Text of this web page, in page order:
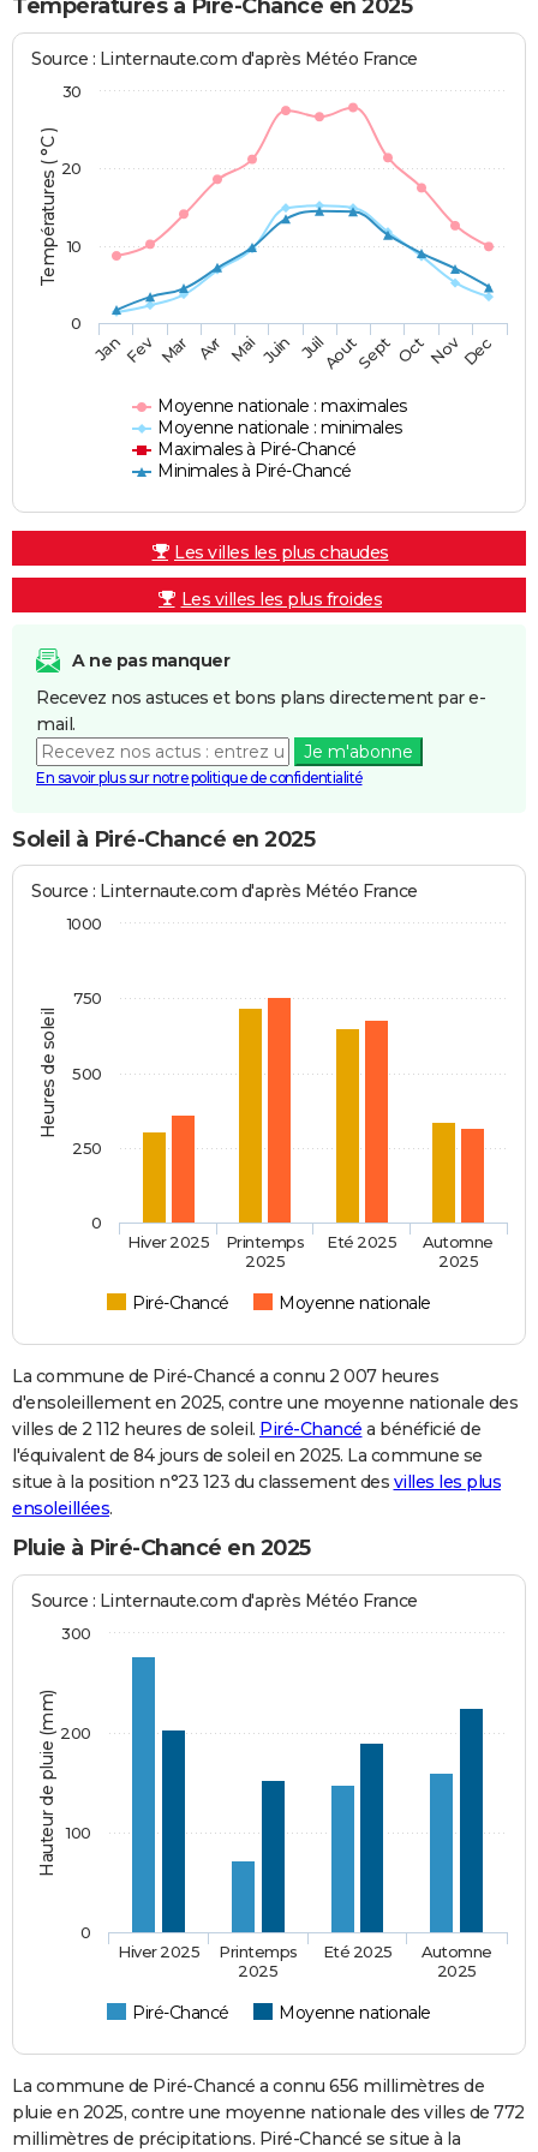
Températures à Piré-Chancé en 2025
Températures ( °C )
Source : Linternaute.com d'après Météo France
Moyenne nationale : maximales
Moyenne nationale : minimales
Maximales à Piré-Chancé
Minimales à Piré-Chancé
JanFev Mar Avr Mai Juin JuilAoutSept OctNovDec
0
10
20
30
Les villes les plus chaudes
Les villes les plus froides
A ne pas manquer
Recevez nos astuces et bons plans directement par e-
mail.
Je m'abonne
En savoir plus sur notre politique de confidentialité
Soleil à Piré-Chancé en 2025
Heures de soleil
Source : Linternaute.com d'après Météo France
Piré-Chancé Moyenne nationale
Hiver 2025
Printemps
2025
Eté 2025
Automne
2025
0
250
500
750
1000
La commune de Piré-Chancé a connu 2 007 heures
d'ensoleillement en 2025, contre une moyenne nationale des
villes de 2 112 heures de soleil. Piré-Chancé a bénéficié de
l'équivalent de 84 jours de soleil en 2025. La commune se
situe à la position n°23 123 du classement des villes les plus
ensoleillées.
Pluie à Piré-Chancé en 2025
Hauteur de pluie (mm)
Source : Linternaute.com d'après Météo France
Piré-Chancé Moyenne nationale
Hiver 2025
Printemps
2025
Eté 2025
Automne
2025
0
100
200
300
La commune de Piré-Chancé a connu 656 millimètres de
pluie en 2025, contre une moyenne nationale des villes de 772
millimètres de précipitations. Piré-Chancé se situe à la